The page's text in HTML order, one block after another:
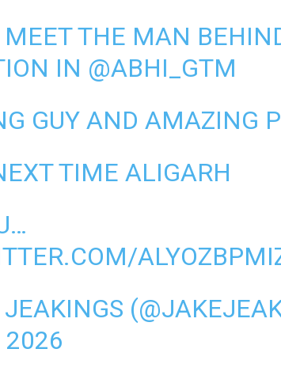
MEET THE MAN
IN @ABHI_GTM
GUY AND AMAZING
TIME ALIGARH
2026